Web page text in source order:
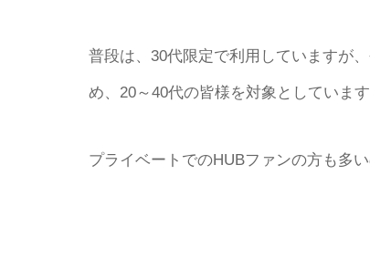
普段は、30代限定で利用していますが
め、20～40代の皆様を対象としています
プライベートでのHUBファンの方も多